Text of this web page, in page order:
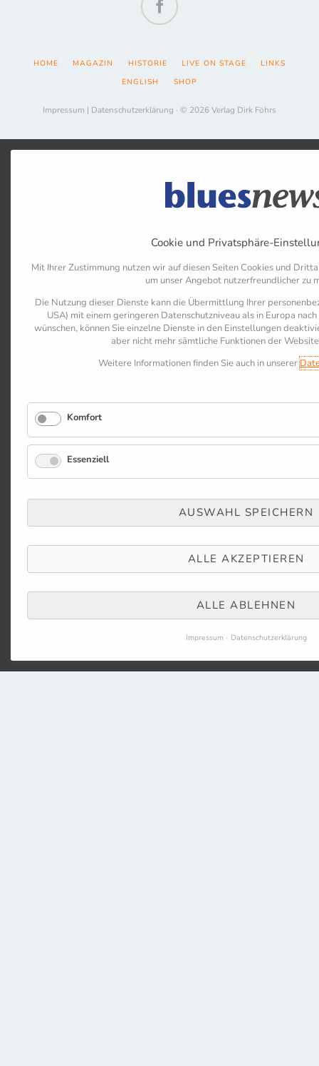
NAVIGATION
HOME MAGAZIN HISTORIE LIVE ON STAGE
LINKS
ENGLISH
SHOP
Impressum | Datenschutzerklärung · © 2026 Verlag Dirk Föhrs
Cookie und Privatsphäre-
Mit Ihrer Zustimmung nutzen wir auf diesen Seiten Cookies und
um unser Angebot nutzerfreundlicher zu
Die Nutzung dieser Dienste kann die Übermittlung Ihrer
USA) mit einem geringeren Datenschutzniveau als in Europa
wünschen, können Sie einzelne Dienste in den Einstellungen
aber nicht mehr sämtliche Funktionen der
Weitere Informationen finden Sie auch in unserer
Komfort
Essenziell
AUSWAHL SPEICHERN
ALLE AKZEPTIEREN
ALLE ABLEHNEN
Impressum Datenschutzerklärung